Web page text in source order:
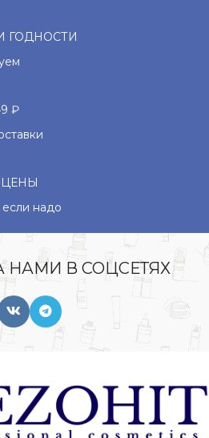
ГОДНОСТИ
₽
надо
НАМИ В СОЦСЕТЯХ